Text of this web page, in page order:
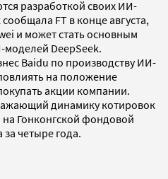
разработкой своих ИИ-
FT в конце августа,
и может стать основным
DeepSeek.
Baidu по производству ИИ-
на положение
акции компании.
динамику котировок
Гонконгской фондовой
четыре года.